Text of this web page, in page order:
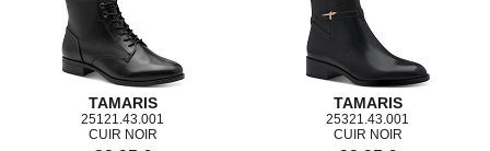
TAMARIS
25121.43.001
CUIR NOIR
TAMARIS
25321.43.001
CUIR NOIR